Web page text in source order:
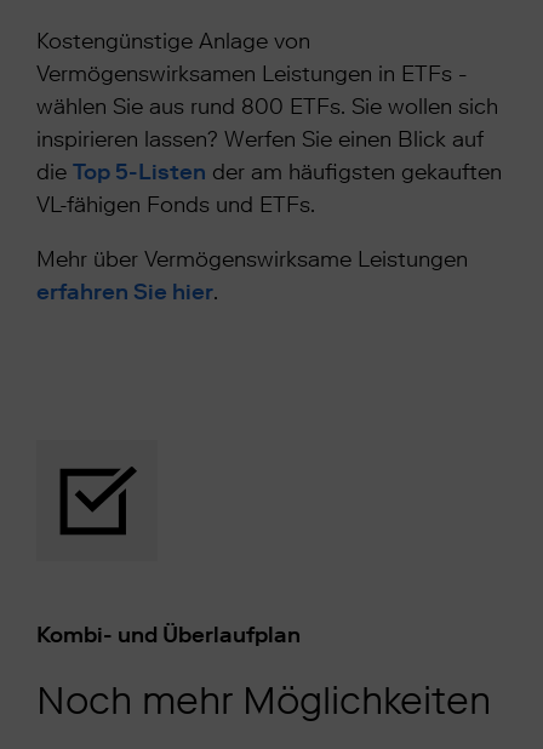
Kostengünstige Anlage von
Vermögenswirksamen Leistungen in ETFs –
wählen Sie aus rund 800 ETFs. Sie wollen sich
inspirieren lassen? Werfen Sie einen Blick auf
die Top 5-Listen der am häufigsten gekauften
VL-fähigen Fonds und ETFs.
Mehr über Vermögenswirksame Leistungen
erfahren Sie hier.
Kombi- und Überlaufplan
Noch mehr Möglichkeiten